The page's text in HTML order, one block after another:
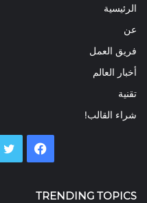
الرئيسية
عن
فريق العمل
أخبار العالم
تقنية
شراء القالب!
فيسبوك
TRENDING TOPICS